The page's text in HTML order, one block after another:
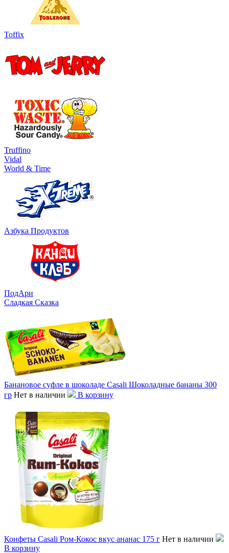
Toffix
Truffino
Vidal
World & Time
Азбука Продуктов
ПодАри
Сладкая Сказка
Банановое суфле в шоколаде Casali Шоколадные бананы 300
гр Нет в наличии В корзину
Конфеты Casali Ром-Кокос вкус ананас 175 г Нет в наличии
В корзину